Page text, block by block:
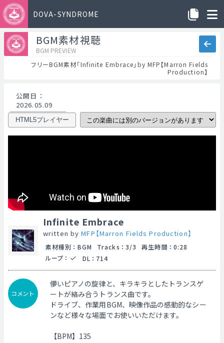
DOVA-SYNDROME
BGM素材視聴
BGM PREVIEW
フリーBGM素材「Infinite Embrace」by MFP【Marron Fields
Production】
公開日 ：
2026.05.09
HTML5プレイヤー
Infinite Embrace
written byMFP【Marron Fields Production】
素材種別 ： BGM Tracks ： 3/3 再生時間 ： 0:28
ループ ： DL ： 714
コメント
儚いピアノの旋律と、キラキラとしたトランスゲ
ートが絡み合うトランス曲です。
ドライブ、作業用BGM、映像作品の感動的なシー
ンなど様々な場面でお使いいただけます。
【BPM】135